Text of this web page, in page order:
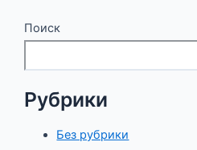
Поиск
Рубрики
Без рубрики